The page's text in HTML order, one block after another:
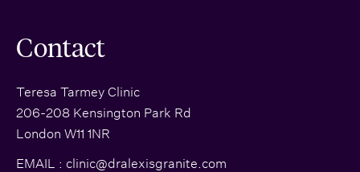
Contact
Teresa Tarmey Clinic
206-208 Kensington Park Rd
London W11 1NR
EMAIL : clinic@dralexisgranite.com